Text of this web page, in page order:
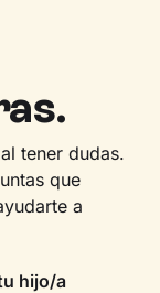
tener dudas.
que
a
hijo/a